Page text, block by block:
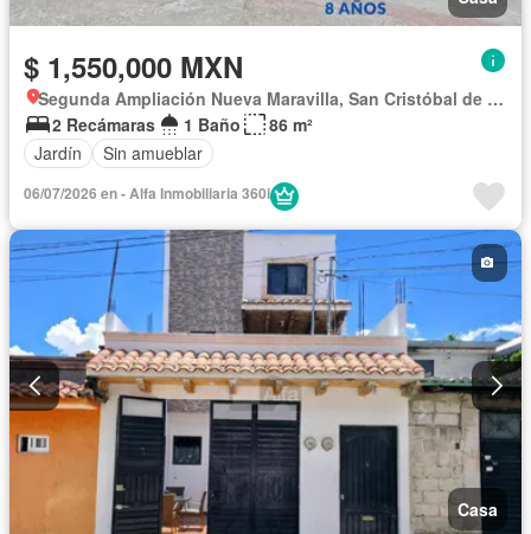
$ 1,550,000 MXN
Segunda Ampliación Nueva Maravilla, San Cristóbal de las Casas
2 Recámaras
1 Baño
86 m²
Jardín
Sin amueblar
06/07/2026 en - Alfa Inmobiliaria 360i
Casa